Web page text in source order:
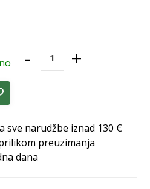
- +
sve narudžbe iznad 130 €
preuzimanja
dana